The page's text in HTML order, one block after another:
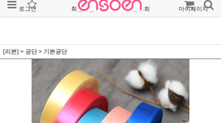
로그인 회원가입 주문조회 마이페이지
[리본] > 공단 > 기본공단